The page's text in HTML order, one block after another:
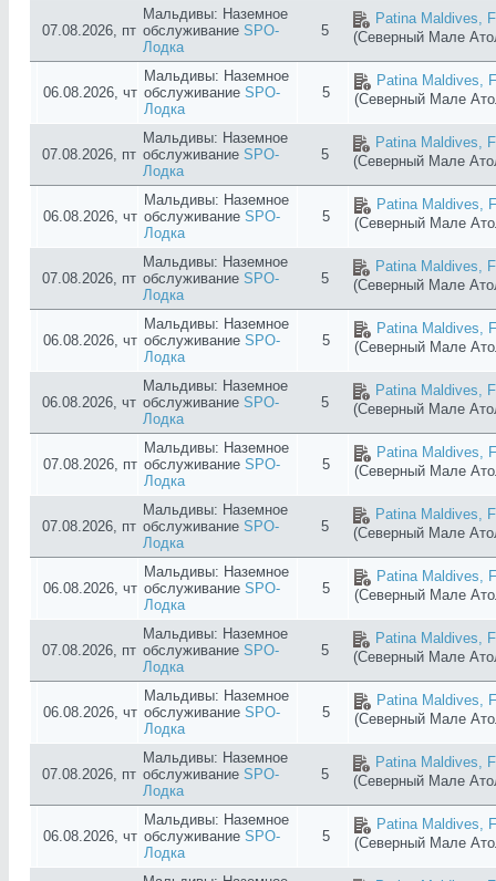
07.08.2026, пт
Мальдивы: Наземное
обслуживание SPO-
Лодка
5
Patina Maldives,
(Северный Мале
06.08.2026, чт
Мальдивы: Наземное
обслуживание SPO-
Лодка
5
Patina Maldives,
(Северный Мале
07.08.2026, пт
Мальдивы: Наземное
обслуживание SPO-
Лодка
5
Patina Maldives,
(Северный Мале
06.08.2026, чт
Мальдивы: Наземное
обслуживание SPO-
Лодка
5
Patina Maldives,
(Северный Мале
07.08.2026, пт
Мальдивы: Наземное
обслуживание SPO-
Лодка
5
Patina Maldives,
(Северный Мале
06.08.2026, чт
Мальдивы: Наземное
обслуживание SPO-
Лодка
5
Patina Maldives,
(Северный Мале
06.08.2026, чт
Мальдивы: Наземное
обслуживание SPO-
Лодка
5
Patina Maldives,
(Северный Мале
07.08.2026, пт
Мальдивы: Наземное
обслуживание SPO-
Лодка
5
Patina Maldives,
(Северный Мале
07.08.2026, пт
Мальдивы: Наземное
обслуживание SPO-
Лодка
5
Patina Maldives,
(Северный Мале
06.08.2026, чт
Мальдивы: Наземное
обслуживание SPO-
Лодка
5
Patina Maldives,
(Северный Мале
07.08.2026, пт
Мальдивы: Наземное
обслуживание SPO-
Лодка
5
Patina Maldives,
(Северный Мале
06.08.2026, чт
Мальдивы: Наземное
обслуживание SPO-
Лодка
5
Patina Maldives,
(Северный Мале
07.08.2026, пт
Мальдивы: Наземное
обслуживание SPO-
Лодка
5
Patina Maldives,
(Северный Мале
06.08.2026, чт
Мальдивы: Наземное
обслуживание SPO-
Лодка
5
Patina Maldives,
(Северный Мале